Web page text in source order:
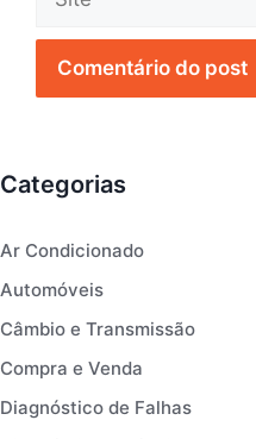
Categorias
Ar Condicionado
Automóveis
Câmbio e Transmissão
Compra e Venda
Diagnóstico de Falhas